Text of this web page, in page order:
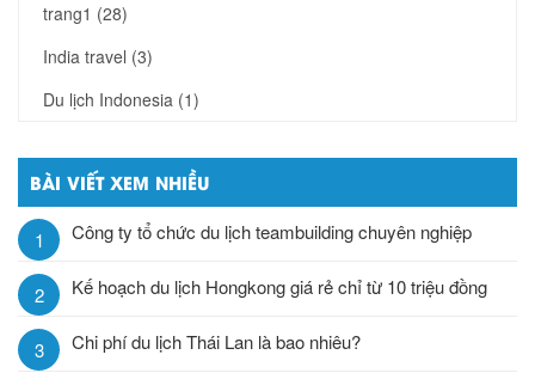
trang1 (28)
India travel (3)
Du lịch Indonesia (1)
BÀI VIẾT XEM NHIỀU
1 Công ty tổ chức du lịch teambuilding chuyên nghiệp
2 Kế hoạch du lịch Hongkong giá rẻ chỉ từ 10 triệu đồng
3 Chi phí du lịch Thái Lan là bao nhiêu?